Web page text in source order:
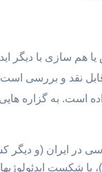
هم سازی با دیگر
نقد و بررسی است
است. به گزاره هایی
در ایران (و دیگر
با شکست